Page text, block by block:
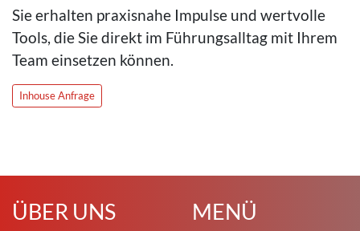
Sie erhalten praxisnahe Impulse und wertvolle
Tools, die Sie direkt im Führungsalltag mit Ihrem
Team einsetzen können.
Inhouse Anfrage
ÜBER UNS MENÜ